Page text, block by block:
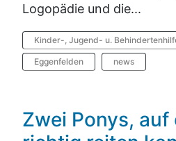
Logopädie und die...
Kinder-, Jugend- u.
Eggenfelden news
Zwei Ponys, auf